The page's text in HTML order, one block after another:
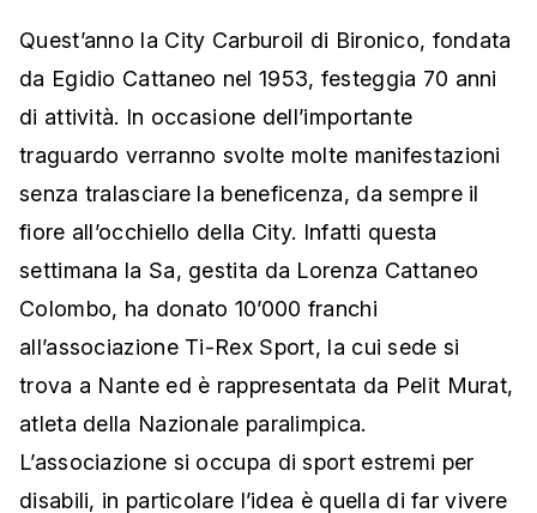
Quest’anno la City Carburoil di Bironico, fondata
da Egidio Cattaneo nel 1953, festeggia 70 anni
di attività. In occasione dell’importante
traguardo verranno svolte molte manifestazioni
senza tralasciare la beneficenza, da sempre il
fiore all’occhiello della City. Infatti questa
settimana la Sa, gestita da Lorenza Cattaneo
Colombo, ha donato 10’000 franchi
all’associazione Ti-Rex Sport, la cui sede si
trova a Nante ed è rappresentata da Pelit Murat,
atleta della Nazionale paralimpica.
L’associazione si occupa di sport estremi per
disabili, in particolare l’idea è quella di far vivere